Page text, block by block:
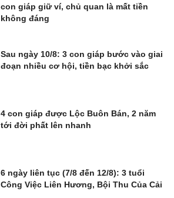
con giáp giữ ví, chủ quan là mất tiền
không đáng
Sau ngày 10/8: 3 con giáp bước vào giai
đoạn nhiều cơ hội, tiền bạc khởi sắc
4 con giáp được Lộc Buôn Bán, 2 năm
tới đời phất lên nhanh
6 ngày liên tục (7/8 đến 12/8): 3 tuổi
Công Việc Liên Hương, Bội Thu Của Cải